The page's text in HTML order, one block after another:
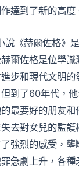
達到了新的高度
說《赫爾佐格》
爾佐格是位學識
步和現代文明的
到了60年代，
最要好的朋友和
去對女兒的監護
強烈的感受，壟
急劇上升，各種